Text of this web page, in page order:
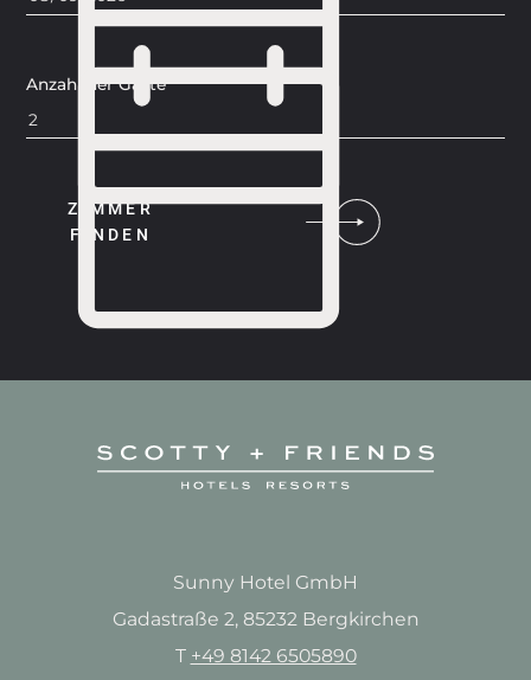
Anzahl der Gäste
ZIMMER
FINDEN
Sunny Hotel GmbH
Gadastraße 2, 85232 Bergkirchen
T +49 8142 6505890